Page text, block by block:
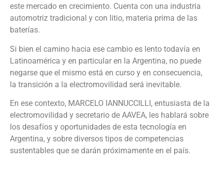
este mercado en crecimiento. Cuenta con una industria
automotriz tradicional y con litio, materia prima de las
baterías.
Si bien el camino hacia ese cambio es lento todavía en
Latinoamérica y en particular en la Argentina, no puede
negarse que el mismo está en curso y en consecuencia,
la transición a la electromovilidad será inevitable.
En ese contexto, MARCELO IANNUCCILLI, entusiasta de la
electromovilidad y secretario de AAVEA, les hablará sobre
los desafíos y oportunidades de esta tecnología en
Argentina, y sobre diversos tipos de competencias
sustentables que se darán próximamente en el país.